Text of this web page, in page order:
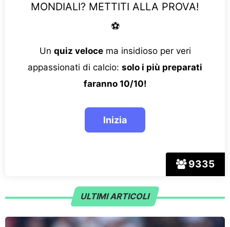
9335
MONDIALI? METTITI ALLA PROVA!
⚽
Un quiz velocema insidioso per veri
appassionati di calcio: solo i più preparati
faranno 10/10!
ULTIMI ARTICOLI